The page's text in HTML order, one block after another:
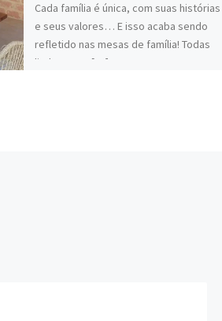
Cada família é única, com suas histórias
e seus valores… E isso acaba sendo
refletido nas mesas de família! Todas
lindas, com […]